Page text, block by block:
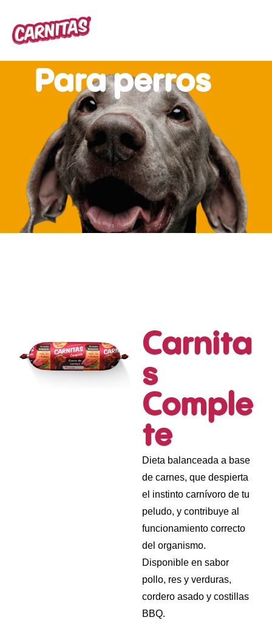
Para perros
Carnita
s
Comple
te
Dieta balanceada a base
de carnes, que despierta
el instinto carnívoro de tu
peludo, y contribuye al
funcionamiento correcto
del organismo.
Disponible en sabor
pollo, res y verduras,
cordero asado y costillas
BBQ.